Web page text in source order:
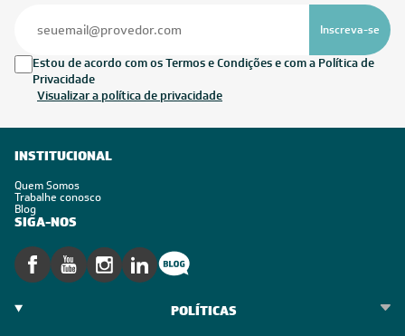
Inscreva-se
Estou de acordo com os Termos e Condições e com a Política de
Privacidade
Visualizar a política de privacidade
INSTITUCIONAL
Quem Somos
Trabalhe conosco
Blog
SIGA-NOS
POLÍTICAS